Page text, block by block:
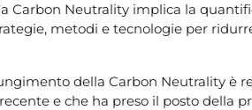
Carbon Neutrality implica la
metodi e tecnologie per
della Carbon Neutrality è
e che ha preso il posto della